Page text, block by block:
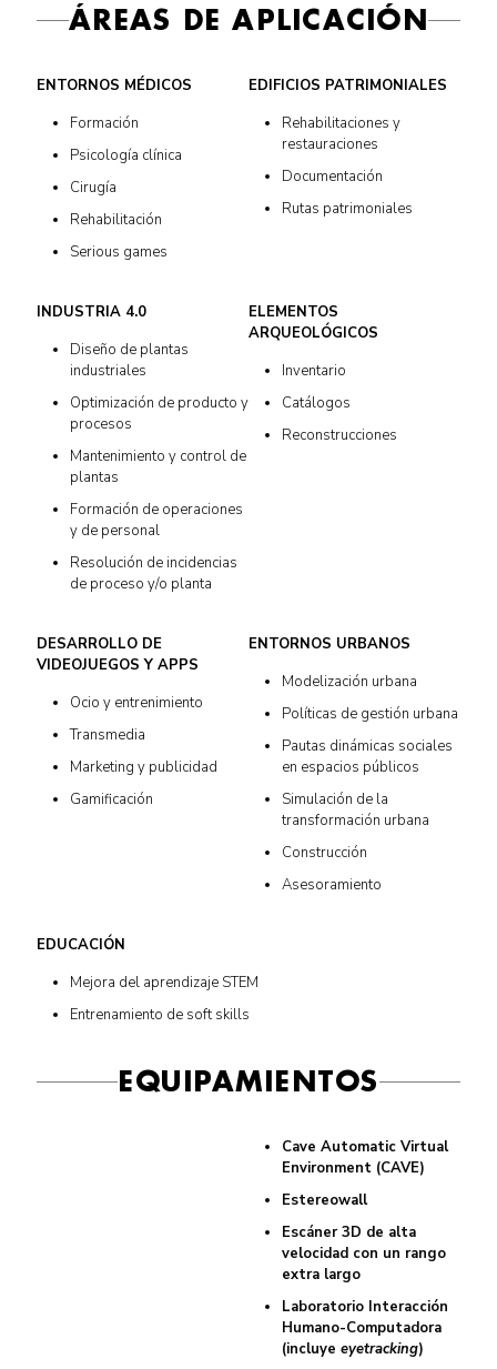
ÁREAS DE APLICACIÓN
ENTORNOS MÉDICOS
Formación
Psicología clínica
Cirugía
Rehabilitación
Serious games
EDIFICIOS PATRIMONIALES
Rehabilitaciones y
restauraciones
Documentación
Rutas patrimoniales
INDUSTRIA 4.0
Diseño de plantas
industriales
Optimización de producto y
procesos
Mantenimiento y control de
plantas
Formación de operaciones
y de personal
Resolución de incidencias
de proceso y/o planta
ELEMENTOS
ARQUEOLÓGICOS
Inventario
Catálogos
Reconstrucciones
DESARROLLO DE
VIDEOJUEGOS Y APPS
Ocio y entrenimiento
Transmedia
Marketing y publicidad
Gamificación
ENTORNOS URBANOS
Modelización urbana
Políticas de gestión urbana
Pautas dinámicas sociales
en espacios públicos
Simulación de la
transformación urbana
Construcción
Asesoramiento
EDUCACIÓN
Mejora del aprendizaje STEM
Entrenamiento de soft skills
EQUIPAMIENTOS
Cave Automatic Virtual
Environment (CAVE)
Estereowall
Escáner 3D de alta
velocidad con un rango
extra largo
Laboratorio Interacción
Humano-Computadora
(incluye eyetracking)